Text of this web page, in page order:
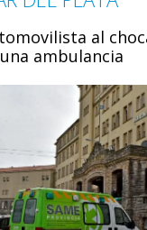
al
ambulancia